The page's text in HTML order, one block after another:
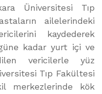
Üniversitesi Tıp
ailelerindeki
kaydederek
kadar yurt içi ve
vericilerle yüz
Tıp Fakültesi
merkezlerinde kök